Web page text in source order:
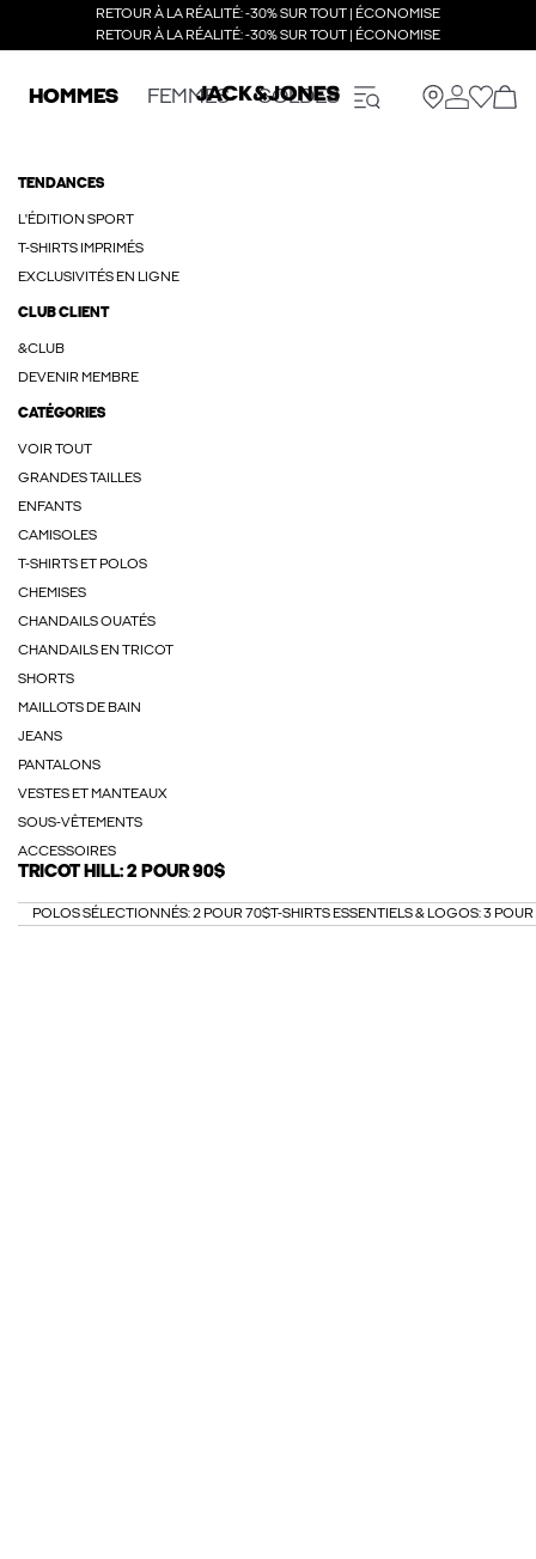
RETOUR À LA RÉALITÉ: -30% SUR TOUT | ÉCONOMISE
RETOUR À LA RÉALITÉ: -30% SUR TOUT | ÉCONOMISE
HOMMES FEMMES SOLDES
TENDANCES
L'ÉDITION SPORT
T-SHIRTS IMPRIMÉS
EXCLUSIVITÉS EN LIGNE
CLUB CLIENT
&CLUB
DEVENIR MEMBRE
CATÉGORIES
VOIR TOUT
GRANDES TAILLES
ENFANTS
CAMISOLES
T-SHIRTS ET POLOS
CHEMISES
CHANDAILS OUATÉS
CHANDAILS EN TRICOT
SHORTS
MAILLOTS DE BAIN
JEANS
PANTALONS
VESTES ET MANTEAUX
SOUS-VÊTEMENTS
ACCESSOIRES
TRICOT HILL: 2 POUR 90$
POLOS SÉLECTIONNÉS: 2 POUR 70$T-SHIRTS ESSENTIELS & LOGOS: 3